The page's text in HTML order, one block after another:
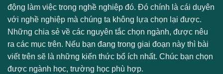
động làm việc trong nghề nghiệp đó. Đó chính là cái duyên
với nghề nghiệp mà chúng ta không lựa chọn lại được.
Những chia sẻ về các nguyên tắc chọn ngành, được nêu
ra các mục trên. Nếu bạn đang trong giai đoạn này thì bài
viết trên sẽ là những kiến thức bổ ích nhất. Chúc bạn chọn
được ngành học, trường học phù hợp.